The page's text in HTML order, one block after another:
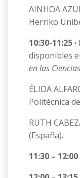
AINHOA
Herriko
10:30-11:25 ·
disponibles
en las
ÉLIDA
Politécnica
RUTH
(España).
11:30 – 12:00